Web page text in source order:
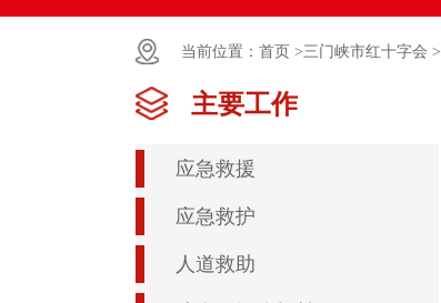
当前位置： 首页 >三门峡市红十字会 >
主要工作
应急救援
应急救护
人道救助